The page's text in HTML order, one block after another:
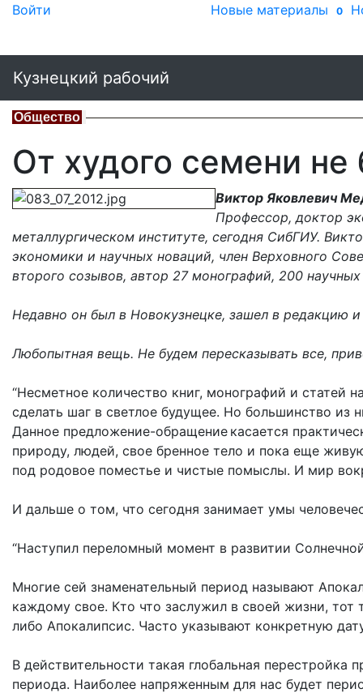
Войти Новые материалы 0
Кузнецкий рабочий
Общество
От худого семени
Виктор Яковлевич
Профессор, доктор
металлургическом институте, сегодня СибГИУ.
экономики и научных новаций, член Верховного
второго созывов, автор 27 монографий, 200
Недавно он был в Новокузнецке, зашел в редакцию
Любопытная вещь. Не будем пересказывать все,
“Несметное количество книг, монографий и статей
сделать шаг в светлое будущее. Но большинство
Данное предложение-обращение касается
природу, людей, свое бренное тело и пока еще
под родовое поместье и чистые помыслы. И мир
И дальше о том, что сегодня занимает умы
“Наступил переломный момент в развитии
Многие сей знаменательный период называют
каждому свое. Кто что заслужил в своей жизни, тот
либо Апокалипсис. Часто указывают конкретную
В действительности такая глобальная
периода. Наиболее напряженным для нас будет